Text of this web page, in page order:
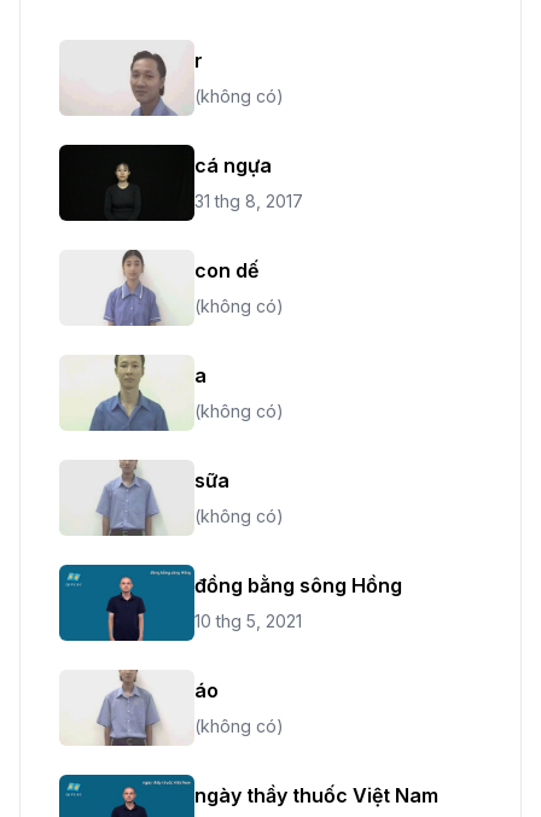
r
(không có)
cá ngựa
31 thg 8, 2017
con dế
(không có)
a
(không có)
sữa
(không có)
đồng bằng sông Hồng
10 thg 5, 2021
áo
(không có)
ngày thầy thuốc Việt Nam